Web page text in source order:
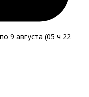
9 августа (05 ч 22